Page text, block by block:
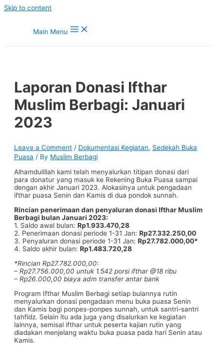
Skip to content
Main Menu
Laporan Donasi Ifthar
Muslim Berbagi: Januari
2023
Leave a Comment / Dokumentasi Kegiatan, Sedekah Buka
Puasa / By Muslim Berbagi
Alhamdulillah kami telah menyalurkan titipan donasi dari
para donatur yang masuk ke Rekening Buka Puasa sampai
dengan akhir Januari 2023. Alokasinya untuk pengadaan
ifthar puasa Senin dan Kamis di dua pondok sunnah.
Rincian penerimaan dan penyaluran donasi Ifthar Muslim
Berbagi bulan Januari 2023:
1. Saldo awal bulan:Rp1.933.470,28
2. Penerimaan donasi periode 1-31 Jan:Rp27.332.250,00
3. Penyaluran donasi periode 1-31 Jan:Rp27.782.000,00*
4. Saldo akhir bulan:Rp1.483.720,28
*Rincian Rp27.782.000,00:
– Rp27.756.000,00 untuk 1.542 porsi ifthar @18 ribu
– Rp26.000,00 biaya adm transfer antar bank
Program Ifthar Muslim Berbagi setiap bulannya rutin
menyalurkan donasi pengadaan menu buka puasa Senin
dan Kamis bagi ponpes-ponpes sunnah, untuk santri-santri
tahfidz. Selain itu ada juga yang disalurkan ke kegiatan
lainnya, semisal ifthar untuk peserta kajian rutin yang
diadakan menjelang waktu buka puasa pada hari Senin atau
Kamis.